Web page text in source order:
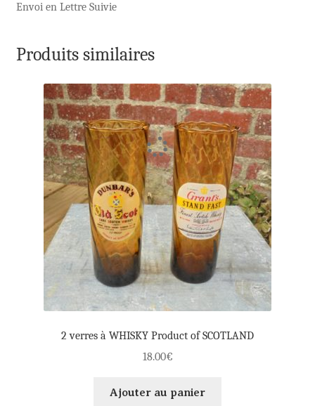
Envoi en Lettre Suivie
Produits similaires
2 verres à WHISKY Product of SCOTLAND
18.00€
Ajouter au panier